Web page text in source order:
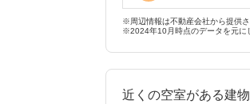
※周辺情報は不動産会社から提供
※2024年10月時点のデータを元に
近くの空室がある建